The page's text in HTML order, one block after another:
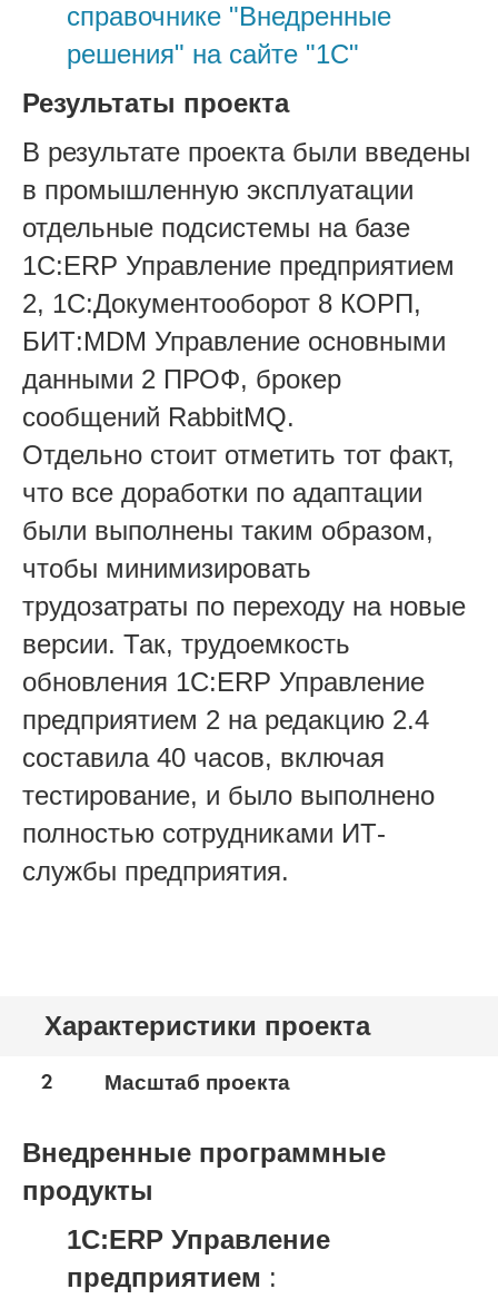
справочнике "Внедренные
решения" на сайте "1С"
Результаты проекта
В результате проекта были введены
в промышленную эксплуатации
отдельные подсистемы на базе
1С:ERP Управление предприятием
2, 1С:Документооборот 8 КОРП,
БИТ:MDM Управление основными
данными 2 ПРОФ, брокер
сообщений RabbitMQ.
Отдельно стоит отметить тот факт,
что все доработки по адаптации
были выполнены таким образом,
чтобы минимизировать
трудозатраты по переходу на новые
версии. Так, трудоемкость
обновления 1С:ERP Управление
предприятием 2 на редакцию 2.4
составила 40 часов, включая
тестирование, и было выполнено
полностью сотрудниками ИТ-
службы предприятия.
Характеристики проекта
2 Масштаб проекта
Внедренные программные
продукты
1С:ERP Управление
предприятием :